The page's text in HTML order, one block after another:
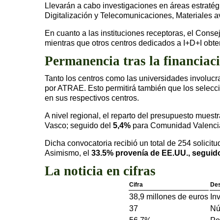
Llevarán a cabo investigaciones en áreas
Digitalización y Telecomunicaciones, Materiales
En cuanto a las instituciones receptoras, el
mientras que otros centros dedicados a I+D+I
Permanencia tras la
Tanto los centros como las universidades
por ATRAE. Esto permitirá también que los
en sus respectivos centros.
A nivel regional, el reparto del presupuesto
Vasco; seguido del 5,4% para Comunidad
Dicha convocatoria recibió un total de 254
Asimismo, el 33.5% provenía de EE.UU.,
La noticia en cifras
Cifra
38,9 millones de euros
37